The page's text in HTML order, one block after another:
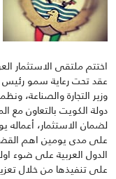
اختتم ملتقى الاستثمار
عقد تحت رعاية سمو رئيس
وزير التجارة والصناعة،
دولة الكويت بالتعاون مع
على مدى يومين اهم
الدول العربية على ضوء
على تنفيذها من خلال